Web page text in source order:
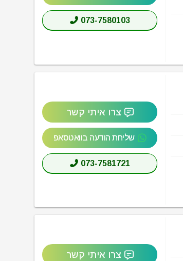
073-7580103
צרו איתי קשר
שליחת הודעה בוואטסאפ
073-7581721
צרו איתי קשר